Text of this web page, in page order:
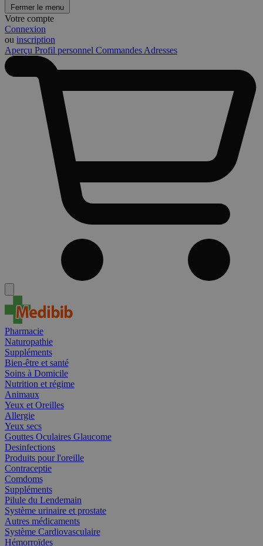
Fermer le menu
Votre compte
Connexion
ou inscription
Aperçu Profil personnel Commandes Adresses
Pharmacie
Naturopathie
Suppléments
Bien-être et santé
Soins à Domicile
Nutrition et régime
Animaux
Yeux et Oreilles
Allergie
Yeux secs
Gouttes Oculaires Glaucome
Desinfections
Produits pour l'oreille
Contraceptie
Comdoms
Suppléments
Pilule du Lendemain
Système urinaire et prostate
Autres médicaments
Système Cardiovasculaire
Hémorroïdes